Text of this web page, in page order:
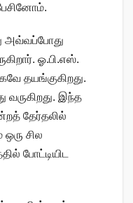
அவ்வப்போது
ஓ.பி.எஸ்.
தயங்குகிறது.
வருகிறது. இந்த
தேர்தலில்
ஒரு சில
போட்டியிட